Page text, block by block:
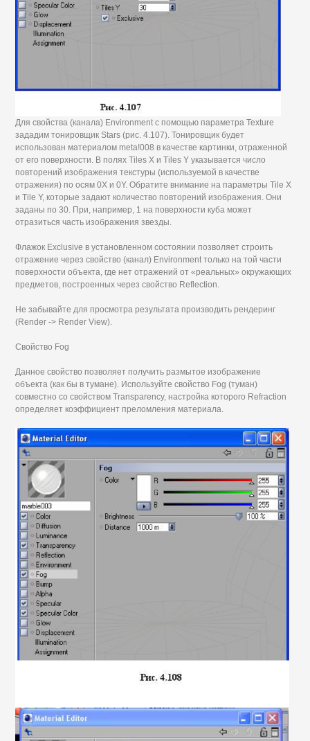
Для свойства (канала) Environment с помощью параметра Texture
зададим тонировщик Stars (рис. 4.107). Тонировщик будет
использован материалом meta!008 в качестве картинки, отраженной
от его поверхности. В полях Tiles X и Tiles Y указывается число
повторений изображения текстуры (используемой в качестве
отражения) по осям 0Х и 0Y. Обратите внимание на параметры Tile X
и Tile Y, которые задают количество повторений изображения. Они
заданы по 30. При, например, 1 на поверхности куба может
отразиться часть изображения звезды.
Флажок Exclusive в установленном состоянии позволяет строить
отражение через свойство (канал) Environment только на той части
поверхности объекта, где нет отражений от «реальных» окружающих
предметов, построенных через свойство Reflection.
Не забывайте для просмотра результата производить рендеринг
(Render -> Render View).
Свойство Fog
Данное свойство позволяет получить размытое изображение
объекта (как бы в тумане). Используйте свойство Fog (туман)
совместно со свойством Transparency, настройка которого Refraction
определяет коэффициент преломления материала.